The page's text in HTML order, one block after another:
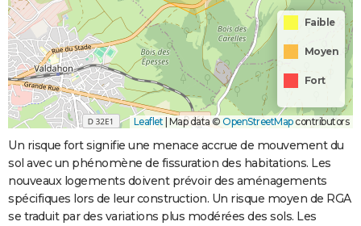
Faible
Moyen
Fort
Leaflet Map data © OpenStreetMapcontributors
Un risque fort signifie une menace accrue de mouvement du
sol avec un phénomène de fissuration des habitations. Les
nouveaux logements doivent prévoir des aménagements
spécifiques lors de leur construction. Un risque moyen de RGA
se traduit par des variations plus modérées des sols. Les